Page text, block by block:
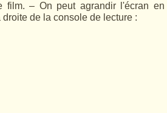
film. – On peut agrandir l'écran
de la console de lecture :